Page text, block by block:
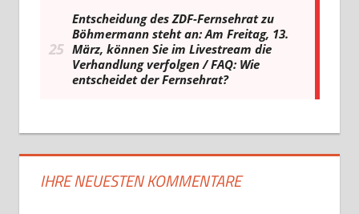
IHRE NEUESTEN KOMMENTARE